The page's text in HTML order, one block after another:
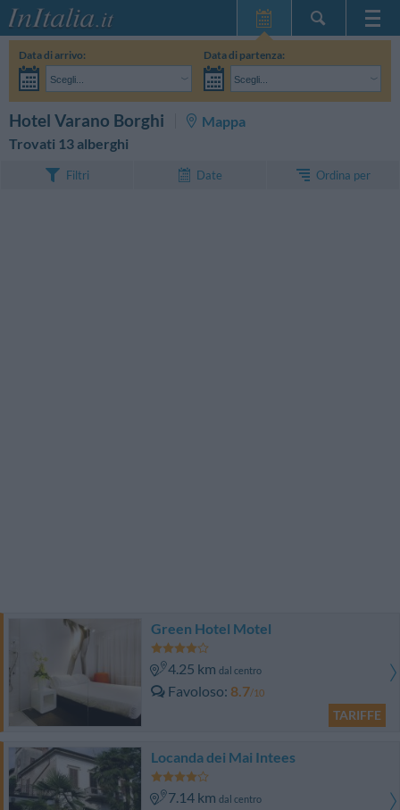
Home Page
Le mie Prenotazioni
InItalia Club
Data di arrivo:
Scegli...
Data di partenza:
Scegli...
Hotel Varano Borghi
Mappa
Trovati 13 alberghi
Filtri Date Ordina per
Green Hotel Motel
4.25 km dal centro
Favoloso 8.7/10
TARIFFE
Locanda dei Mai Intees
7.14 km dal centro